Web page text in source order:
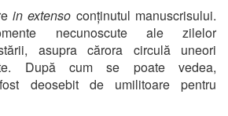
in extenso conținutul manuscrisului.
necunoscute ale zilelor
asupra cărora circulă uneori
După cum se poate vedea,
deosebit de umilitoare pentru